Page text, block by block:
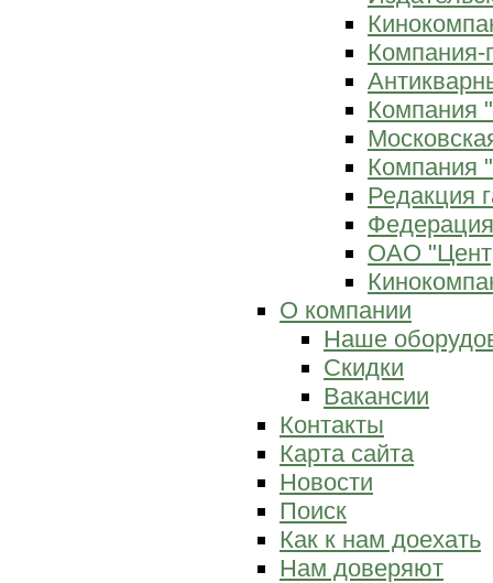
Компания-
Компания
Компания
Редакция
ОАО
О компании
Наше
Скидки
Вакансии
Контакты
Карта сайта
Новости
Поиск
Как к нам доехать
Нам доверяют